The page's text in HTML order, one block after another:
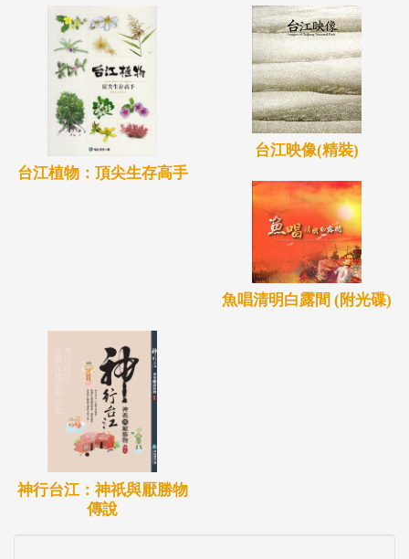
台江植物：頂尖生存高手
台江映像(精裝)
魚唱清明白露間 (附光碟)
神行台江：神祇與厭勝物
傳說